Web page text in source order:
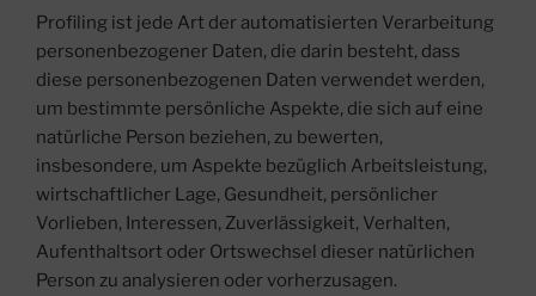
Profiling ist jede Art der automatisierten Verarbeitung
personenbezogener Daten, die darin besteht, dass
diese personenbezogenen Daten verwendet werden,
um bestimmte persönliche Aspekte, die sich auf eine
natürliche Person beziehen, zu bewerten,
insbesondere, um Aspekte bezüglich Arbeitsleistung,
wirtschaftlicher Lage, Gesundheit, persönlicher
Vorlieben, Interessen, Zuverlässigkeit, Verhalten,
Aufenthaltsort oder Ortswechsel dieser natürlichen
Person zu analysieren oder vorherzusagen.